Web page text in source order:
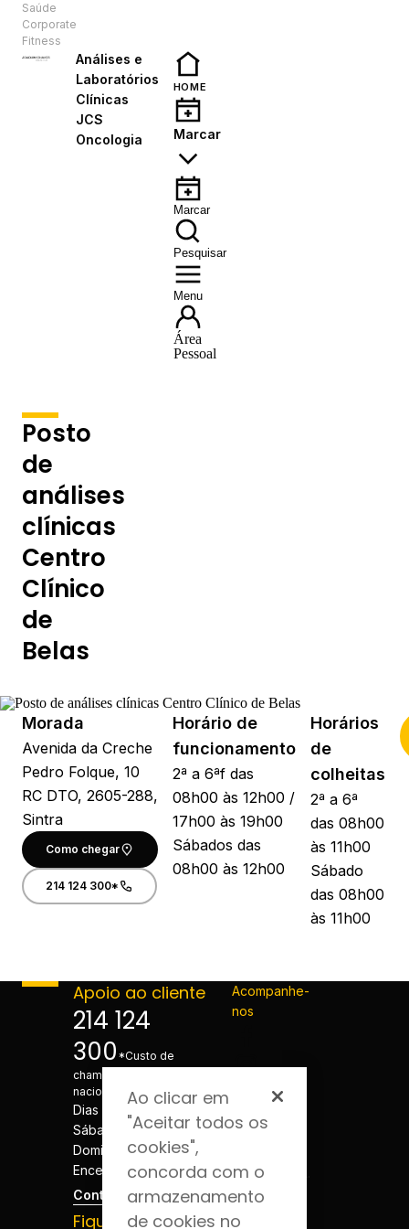
Saúde
Corporate
Fitness
Análises e
Laboratórios
Clínicas
JCS
Oncologia
HOME
Marcar
Marcar
Pesquisar
Menu
Área
Pessoal
Posto
de
análises
clínicas
Centro
Clínico
de
Belas
Morada
Avenida da Creche
Pedro Folque, 10
RC DTO, 2605-288,
Sintra
Como chegar
214 124 300*
Horário de
funcionamento
2ª a 6ªf das
08h00 às 12h00 /
17h00 às 19h00
Sábados das
08h00 às 12h00
Horários
de
colheitas
2ª a 6ª
das 08h00
às 11h00
Sábado
das 08h00
às 11h00
Apoio ao cliente
214 124
300 *Custo de
chamada para a rede fixa
nacional
Dias úteis - 08h às 20h
Sábados - 08h às 20h
Domingos e Feriados -
Encerrado
Contactos
Fique por dentro
Acompanhe-
nos
Ao clicar em
"Aceitar todos os
cookies",
concorda com o
armazenamento
de cookies no